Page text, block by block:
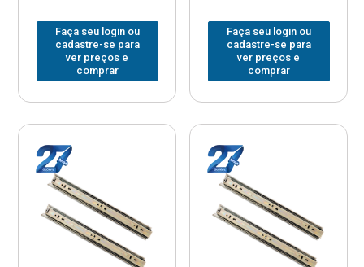
Faça seu login ou
cadastre-se para
ver preços e
comprar
Faça seu login ou
cadastre-se para
ver preços e
comprar